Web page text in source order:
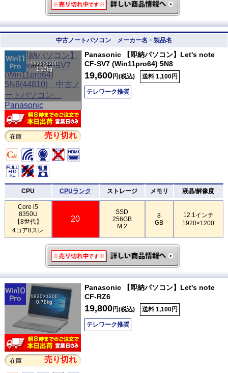
中古ノートパソコン メーカー名・製品名
1920×1200
1.13kg
在庫 売り切れ
Panasonic 【即納パソコン】Let's note
CF-SV7 (Win11pro64) 5N8
19,600円(税込) 送料 1,100円
テレワーク推奨
CPU CPUランク ストレージ メモリ 液晶/解像度
Core i5
8350U
【8世代】
4コア8スレ
20
SSD
256GB
M.2
8
GB
12.1インチ
1920×1200
1920×1200
0.78kg
在庫 売り切れ
Panasonic 【即納パソコン】Let's note
CF-RZ6
19,800円(税込) 送料 1,100円
テレワーク推奨